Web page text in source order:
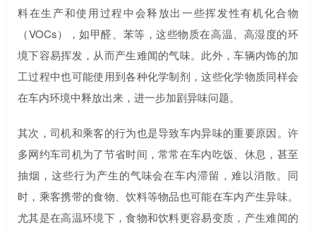
料在生产和使用过程中会释放出一些挥发性有机化合物
（VOCs），如甲醛、苯等，这些物质在高温、高湿度的环
境下容易挥发，从而产生难闻的气味。此外，车辆内饰的加
工过程中也可能使用到各种化学制剂，这些化学物质同样会
在车内环境中释放出来，进一步加剧异味问题。
其次，司机和乘客的行为也是导致车内异味的重要原因。许
多网约车司机为了节省时间，常常在车内吃饭、休息，甚至
抽烟，这些行为产生的气味会在车内滞留，难以消散。同
时，乘客携带的食物、饮料等物品也可能在车内产生异味。
尤其是在高温环境下，食物和饮料更容易变质，产生难闻的